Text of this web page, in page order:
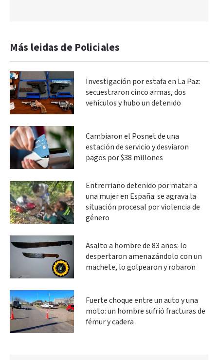
Más leidas de Policiales
Investigación por estafa en La Paz:
secuestraron cinco armas, dos
vehículos y hubo un detenido
Cambiaron el Posnet de una
estación de servicio y desviaron
pagos por $38 millones
Entrerriano detenido por matar a
una mujer en España: se agrava la
situación procesal por violencia de
género
Asalto a hombre de 83 años: lo
despertaron amenazándolo con un
machete, lo golpearon y robaron
Fuerte choque entre un auto y una
moto: un hombre sufrió fracturas de
fémur y cadera